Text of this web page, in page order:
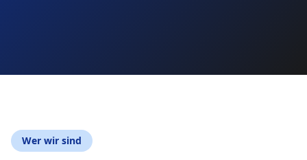
Wer wir sind